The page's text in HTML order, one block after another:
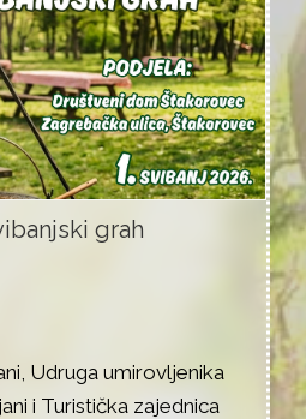
grah
Udruga umirovljenika
i Turistička zajednica